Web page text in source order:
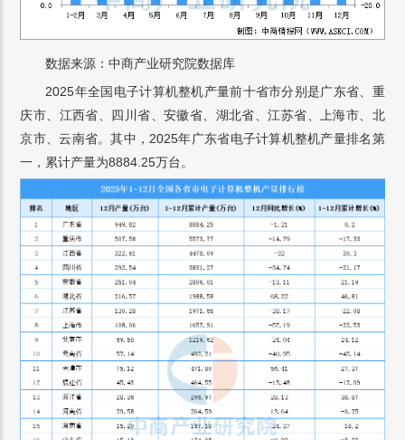
数据来源：中商产业研究院数据库
2025年全国电子计算机整机产量前十省市分别是广东省、重
庆市、江西省、四川省、安徽省、湖北省、江苏省、上海市、北
京市、云南省。其中，2025年广东省电子计算机整机产量排名第
一，累计产量为8884.25万台。